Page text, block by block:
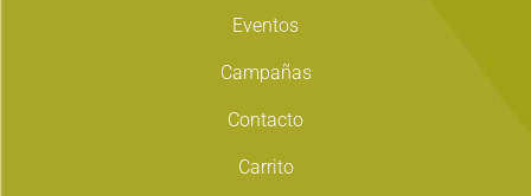
Eventos
Campañas
Contacto
Carrito